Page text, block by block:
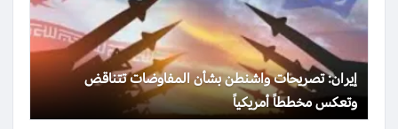
إيران: تصريحات واشنطن بشأن المفاوضات تتناقض
وتعكس مخططاً أمريكياً